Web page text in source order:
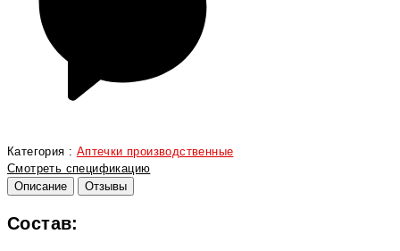
Категория : Аптечки производственные
Смотреть спецификацию
Описание
Отзывы
Состав: